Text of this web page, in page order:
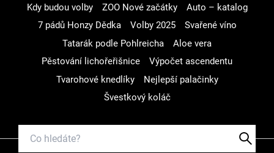
Kdy budou volby
ZOO Nové začátky
Auto – katalog
7 pádů Honzy Dědka
Volby 2025
Svařené víno
Tatarák podle Pohlreicha
Aloe vera
Pěstování lichořeřišnice
Výpočet ascendentu
Tvarohové knedlíky
Nejlepší palačinky
Švestkový koláč